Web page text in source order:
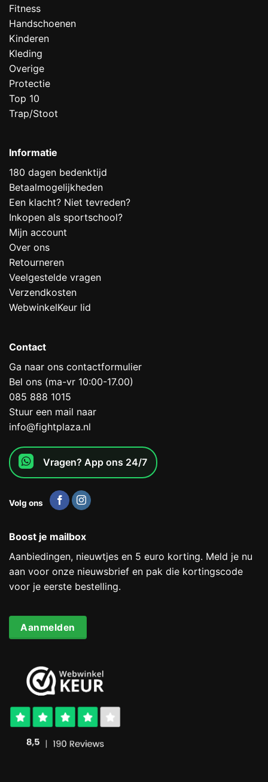
Fitness
Handschoenen
Kinderen
Kleding
Overige
Protectie
Top 10
Trap/Stoot
Informatie
180 dagen bedenktijd
Betaalmogelijkheden
Een klacht? Niet tevreden?
Inkopen als sportschool?
Mijn account
Over ons
Retourneren
Veelgestelde vragen
Verzendkosten
WebwinkelKeur lid
Contact
Ga naar ons contactformulier
Bel ons (ma-vr 10:00-17.00)
085 888 1015
Stuur een mail naar
info@fightplaza.nl
Vragen? App ons 24/7
Volg ons
Boost je mailbox
Aanbiedingen, nieuwtjes en 5 euro korting. Meld je nu
aan voor onze nieuwsbrief en pak die kortingscode
voor je eerste bestelling.
Aanmelden